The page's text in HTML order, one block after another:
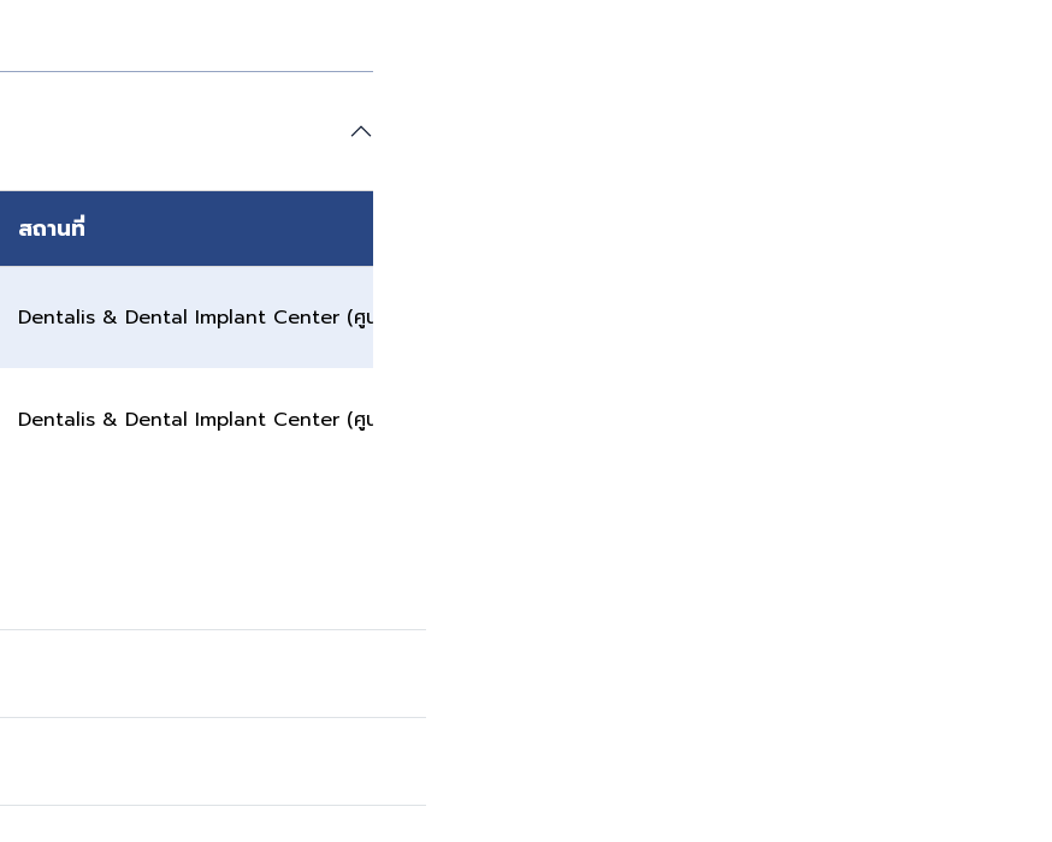
สถานที่
Dentalis & Dental Implant Center (ศูนย์ทันตกรรมและรากฟันเทียม)
Dentalis & Dental Implant Center (ศูนย์ทันตกรรมและรากฟันเทียม)